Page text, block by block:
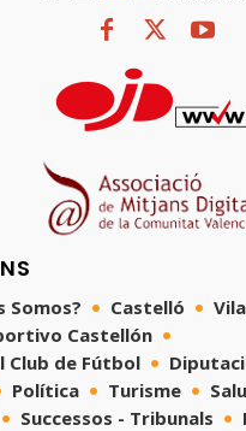
Somos? Castelló
Castellón
Club de Fútbol
Política Turisme
Successos - Tribunals